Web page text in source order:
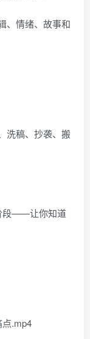
、情绪、故事和
洗稿、抄袭、搬
段——让你知道
.mp4